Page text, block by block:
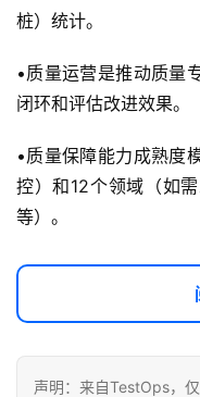
源
代
常
用
接
桩）统计。
•质量运营是推动质量
闭环和评估改进效果。
•质量保障能力成熟度
控）和12个领域（如
等）。
声明：来自TestOps，